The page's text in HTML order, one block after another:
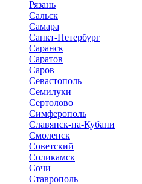
Рязань
Сальск
Самара
Санкт-Петербург
Саранск
Саратов
Саров
Севастополь
Семилуки
Сертолово
Симферополь
Славянск-на-Кубани
Смоленск
Советский
Соликамск
Сочи
Ставрополь